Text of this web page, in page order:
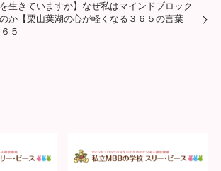
生きていますか】なぜ私はマインドブロック
か【栗山葉湖の心が軽くなる３６５の言葉
５